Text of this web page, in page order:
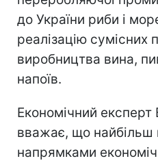
до України риби і
реалізацію сумісних
виробництва вина,
напоїв.
Економічний експерт
вважає, що найбільш
напрямками